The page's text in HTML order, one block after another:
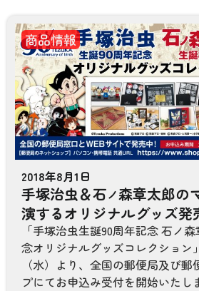
商品情報
2018年8月1日
手塚治虫＆石ノ森章太郎の
演するオリジナルグッズ発
「手塚治虫生誕90周年記念 石ノ
念オリジナルグッズコレクション
（水）より、全国の郵便局及び郵
プにてお申込み受付を開始いたし